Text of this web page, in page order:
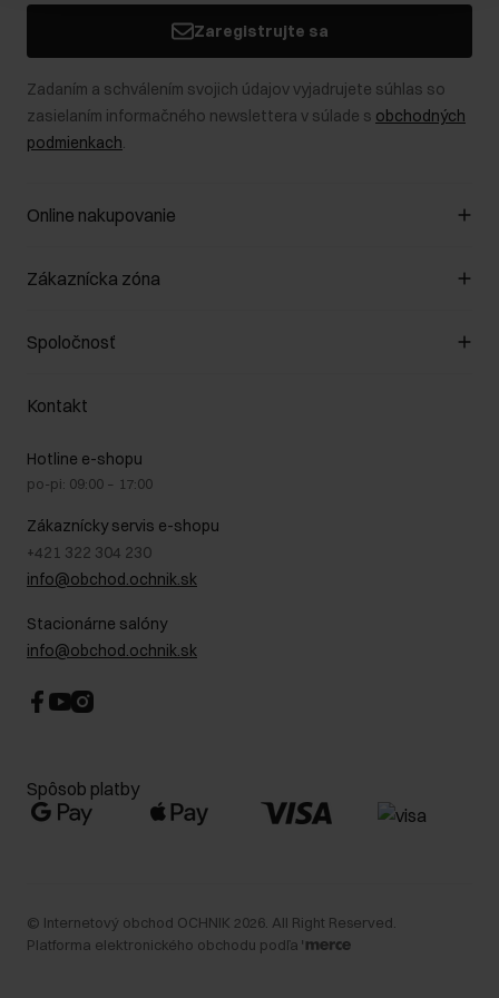
Zaregistrujte sa
Zadaním a schválením svojich údajov vyjadrujete súhlas so
zasielaním informačného newslettera v súlade s obchodných
podmienkach.
Online nakupovanie
Spravovať súbory cookie
Spôsob platby
Vrátenie
Zákaznícka zóna
Zákazníky klub
Pravidlá propagácie
Starostlivosť o kožu
Bezpečné nakupovanie
Blog
Najčastejšie kladené otázky (FAQ)
Spoločnosť
O nás
GDPR - Zásady ochrany osobných údajov
Právne informácie
Kontakt
Hotline e-shopu
po-pi: 09:00 – 17:00
Zákaznícky servis e-shopu
+421 322 304 230
info@obchod.ochnik.sk
Stacionárne salóny
info@obchod.ochnik.sk
Spôsob platby
© Internetový obchod OCHNIK 2026 . All Right Reserved.
Platforma elektronického obchodu podľa